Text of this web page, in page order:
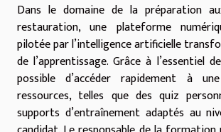
Dans le domaine de la préparation
restauration, une plateforme
pilotée par l’intelligence artificielle
de l’apprentissage. Grâce à l’essentiel
possible d’accéder rapidement à
ressources, telles que des quiz
supports d’entraînement adaptés au